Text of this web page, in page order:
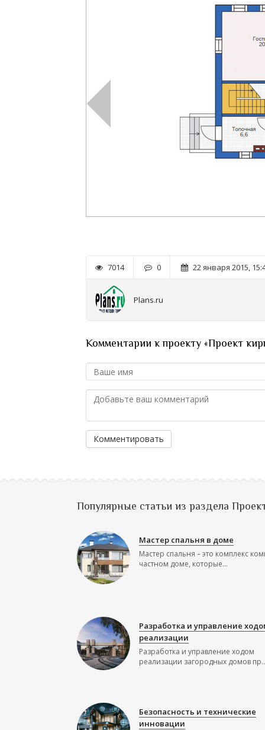
7014 0 22 января 2015,
Plans.ru
Комментарии к проекту «Проект
Комментировать
Популярные статьи из раздела
Мастер спальня в доме
Мастер спальня – это комплекс
частном доме, которые...
Разработка и управление
реализации
Разработка и управление ходом
реализации загородных домов
Безопасность и технические
инновации